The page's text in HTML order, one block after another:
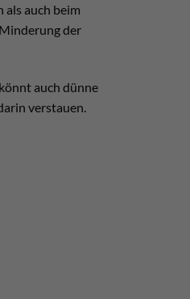
auch beim
der
auch dünne
verstauen.